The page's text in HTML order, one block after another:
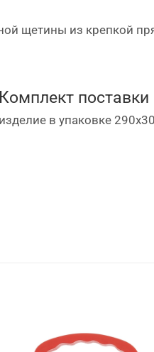
щетины из крепкой
Комплект поставки
изделие в упаковке